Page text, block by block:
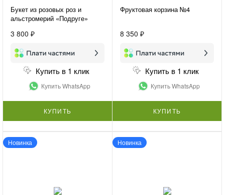
Букет из розовых роз и
альстромерий «Подруге»
3 800 ₽
Купить в 1 клик
Купить WhatsApp
КУПИТЬ
Фруктовая корзина №4
8 350 ₽
Купить в 1 клик
Купить WhatsApp
КУПИТЬ
Новинка Новинка